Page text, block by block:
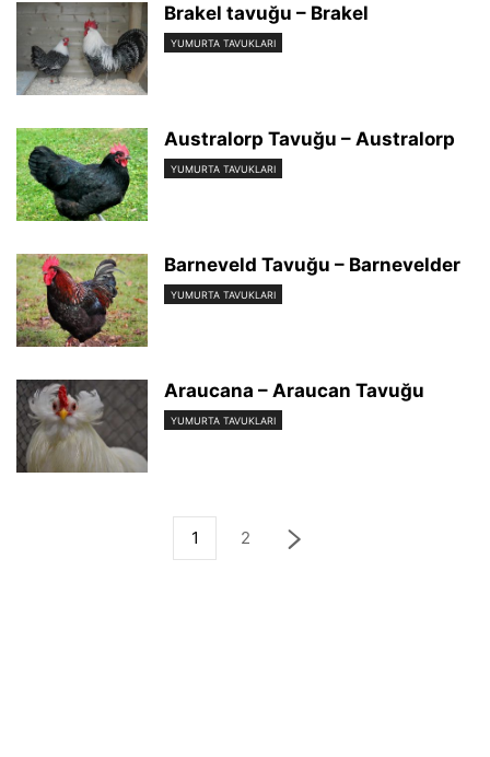
Brakel tavuğu – Brakel
YUMURTA TAVUKLARI
Australorp Tavuğu – Australorp
YUMURTA TAVUKLARI
Barneveld Tavuğu – Barnevelder
YUMURTA TAVUKLARI
Araucana – Araucan Tavuğu
YUMURTA TAVUKLARI
1 2